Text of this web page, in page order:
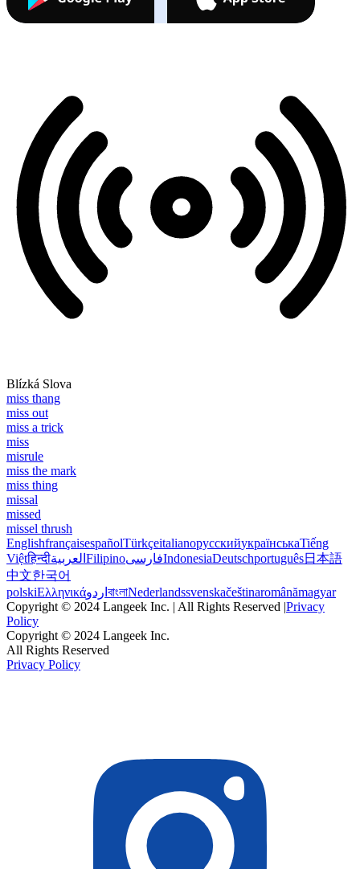
Blízká Slova
miss thang
miss out
miss a trick
miss
misrule
miss the mark
miss thing
missal
missed
missel thrush
EnglishfrançaisespañolTürkçeitalianoрусскийукраїнськаTiếng
Việtहिन्दीالعربية FilipinoفارسیIndonesiaDeutschportuguês日本語
中文한국어
polskiΕλληνικάاردو বাংলাNederlandssvenskačeštinaromânămagyar
Copyright © 2024 Langeek Inc. | All Rights Reserved |Privacy
Policy
Copyright © 2024 Langeek Inc.
All Rights Reserved
Privacy Policy